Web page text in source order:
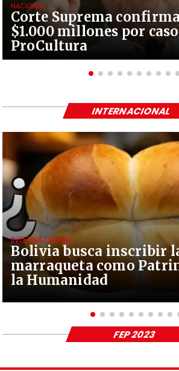
Corte Suprema
$1.000 millones por caso
ProCultura
NACIONAL
Bolivia busca inscribir
marraqueta como
la Humanidad
INTERNACIONAL
INTERNACIONAL
FEP 2023